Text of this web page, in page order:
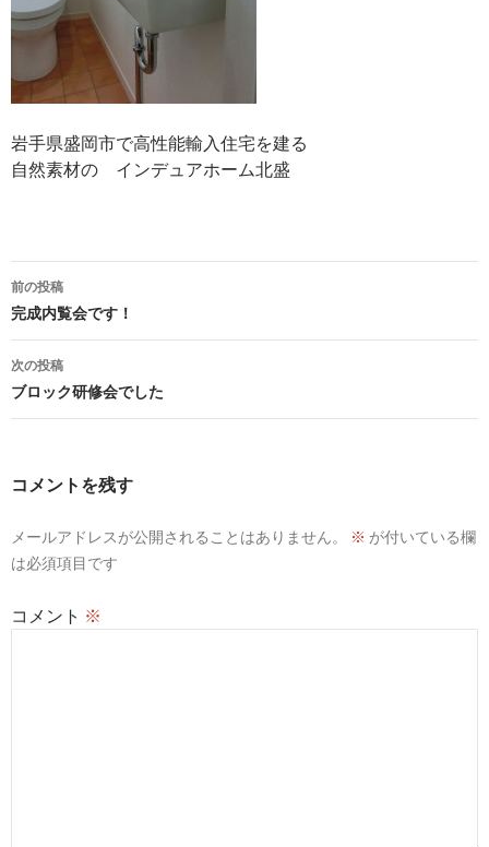
岩手県盛岡市で高性能輸入住宅を建る
自然素材の インデュアホーム北盛
投
稿
ナ
ビ
ゲ
ョ
前の投稿
完成内覧会です！
次の投稿
ブロック研修会でした
コメントを残す
メールアドレスが公開されることはありません。 ※ が付いている欄
は必須項目です
コメント ※